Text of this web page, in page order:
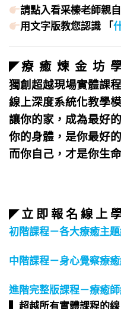
請點入看采榛老師親
用文字版教您認識 「
◤療 癒 煉 金 坊
獨創超越現場實體課
線上深度系統化教學
讓你的家，成為最好
你的身體，是你最好
而你自己，才是你生
◤立 即 報 名 線 上
初階課程－各大療癒主
中階課程－身心覺察療
進階完整版課程－療癒
▍超越所有實體課程的